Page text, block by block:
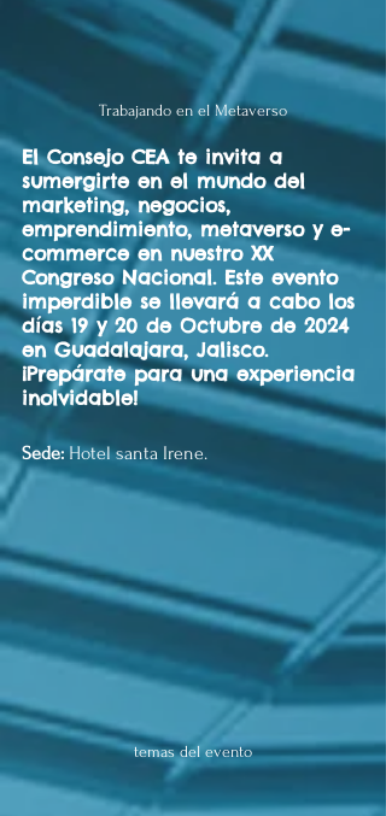
Trabajando en el Metaverso
El Consejo CEA te invita a
sumergirte en el mundo del
marketing, negocios,
emprendimiento, metaverso y e-
commerce en nuestro XX
Congreso Nacional. Este evento
imperdible se llevará a cabo los
días 19 y 20 de Octubre de 2024
en Guadalajara, Jalisco.
¡Prepárate para una experiencia
inolvidable!
Sede: Hotel santa Irene.
temas del evento